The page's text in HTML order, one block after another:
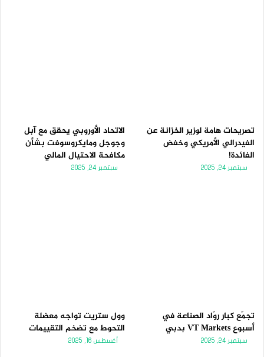
تصريحات هامة لوزير الخزانة عن
الفيدرالي الأمريكي وخفض
الفائدة!
سبتمبر 24, 2025
الاتحاد الأوروبي يحقق مع آبل
وجوجل ومايكروسوفت بشأن
مكافحة الاحتيال المالي
سبتمبر 24, 2025
تجمّع كبار روّاد الصناعة في
أسبوع VT Markets بدبي
سبتمبر 24, 2025
وول ستريت تواجه معضلة
التحوط مع تضخم التقييمات
أغسطس 16, 2025